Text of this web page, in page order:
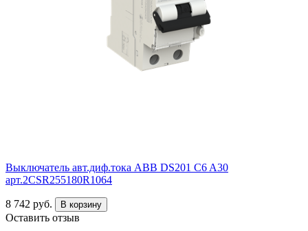
Выключатель авт.диф.тока ABB DS201 C6 A30
арт.2CSR255180R1064
8 742 руб. В корзину
Оставить отзыв